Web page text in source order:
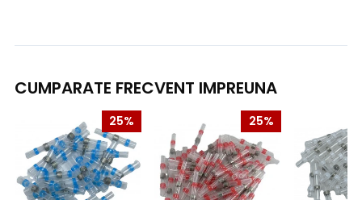
CUMPARATE FRECVENT IMPREUNA
25% 25%